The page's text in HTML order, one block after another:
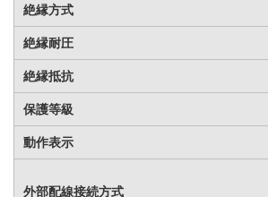
絶縁方式
絶縁耐圧
絶縁抵抗
保護等級
動作表示
外部配線接続方式